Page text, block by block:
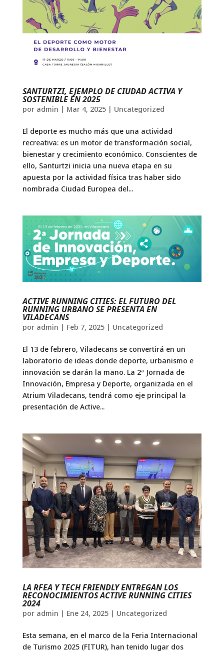
SANTURTZI, EJEMPLO DE CIUDAD ACTIVA Y
SOSTENIBLE EN 2025
por admin | Mar 4, 2025| Uncategorized
El deporte es mucho más que una actividad
recreativa: es un motor de transformación social,
bienestar y crecimiento económico. Conscientes de
ello, Santurtzi inicia una nueva etapa en su
apuesta por la actividad física tras haber sido
nombrada Ciudad Europea del...
ACTIVE RUNNING CITIES: EL FUTURO DEL
RUNNING URBANO SE PRESENTA EN
VILADECANS
por admin | Feb 7, 2025| Uncategorized
El 13 de febrero, Viladecans se convertirá en un
laboratorio de ideas donde deporte, urbanismo e
innovación se darán la mano. La 2ª Jornada de
Innovación, Empresa y Deporte, organizada en el
Atrium Viladecans, tendrá como eje principal la
presentación de Active...
LA RFEA Y TECH FRIENDLY ENTREGAN LOS
RECONOCIMIENTOS ACTIVE RUNNING CITIES
2024
por admin | Ene 24, 2025| Uncategorized
Esta semana, en el marco de la Feria Internacional
de Turismo 2025 (FITUR), han tenido lugar dos